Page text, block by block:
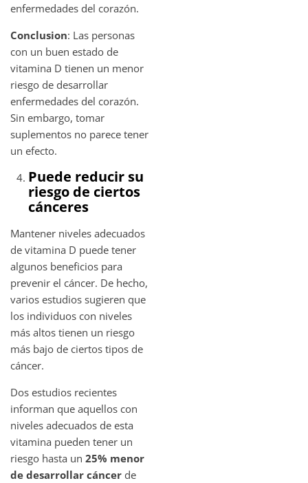
enfermedades del corazón.
Conclusion: Las personas
con un buen estado de
vitamina D tienen un menor
riesgo de desarrollar
enfermedades del corazón.
Sin embargo, tomar
suplementos no parece tener
un efecto.
Puede reducir su
riesgo de ciertos
cánceres
Mantener niveles adecuados
de vitamina D puede tener
algunos beneficios para
prevenir el cáncer. De hecho,
varios estudios sugieren que
los individuos con niveles
más altos tienen un riesgo
más bajo de ciertos tipos de
cáncer.
Dos estudios recientes
informan que aquellos con
niveles adecuados de esta
vitamina pueden tener un
riesgo hasta un 25% menor
de desarrollar cáncer de